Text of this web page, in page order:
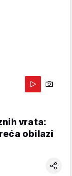
vrata:
obilazi